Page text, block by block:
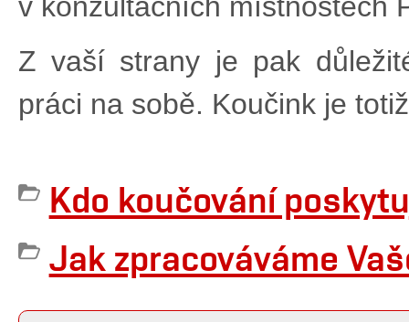
Z vaší strany je pak
práci na sobě. Koučink je
Kdo koučování
Jak zpracováváme